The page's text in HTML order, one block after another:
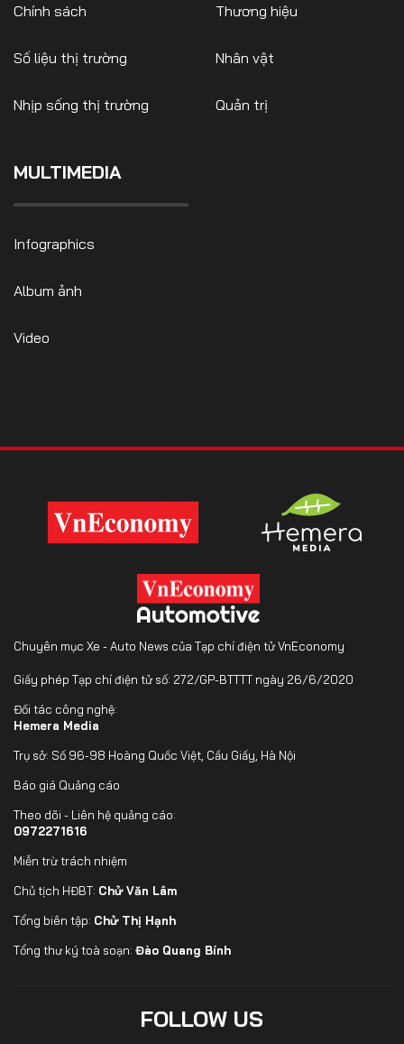
Chính sách
Số liệu thị trường
Nhịp sống thị trường
Thương hiệu
Nhân vật
Quản trị
MULTIMEDIA
Infographics
Album ảnh
Video
Chuyên mục Xe - Auto News của Tạp chí điện tử VnEconomy
Giấy phép Tạp chí điện tử số: 272/GP-BTTTT ngày 26/6/2020
Đối tác công nghệ:
Hemera Media
Trụ sở: Số 96-98 Hoàng Quốc Việt, Cầu Giấy, Hà Nội
Báo giá Quảng cáo
Theo dõi - Liên hệ quảng cáo:
0972271616
Miễn trừ trách nhiệm
Chủ tịch HĐBT: Chử Văn Lâm
Tổng biên tập: Chử Thị Hạnh
Tổng thư ký toà soạn: Đào Quang Bính
FOLLOW US